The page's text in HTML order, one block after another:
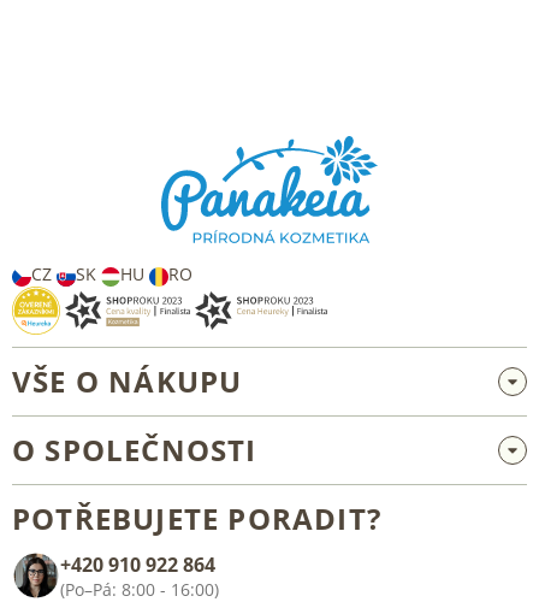
CZ SK HU RO
VŠE O NÁKUPU
Velkoobchod a spolupráce
Všeobecné obchodní podmínky
O SPOLEČNOSTI
Kontakt
POTŘEBUJETE PORADIT?
+420 910 922 864
(Po–Pá: 8:00 - 16:00)